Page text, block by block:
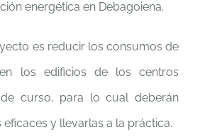
energética en Debagoiena.
es reducir los consumos de
los edificios de los centros
curso, para lo cual deberán
y llevarlas a la práctica.